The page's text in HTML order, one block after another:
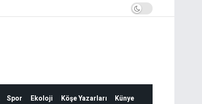
Spor Ekoloji Köşe Yazarları Künye